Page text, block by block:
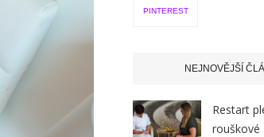
PINTEREST
NEJNOVĚJŠÍ
Restart
rouškové